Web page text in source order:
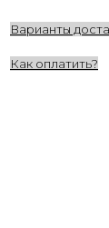
Варианты
Как оплатить?